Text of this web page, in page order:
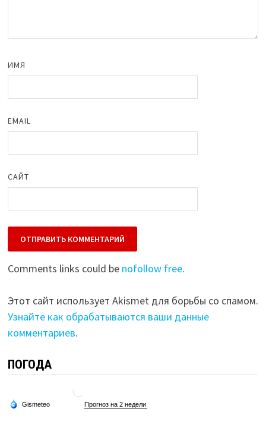
ИМЯ
EMAIL
САЙТ
Comments links could be nofollow free.
Этот сайт использует Akismet для борьбы со спамом.
Узнайте как обрабатываются ваши данные
комментариев.
ПОГОДА